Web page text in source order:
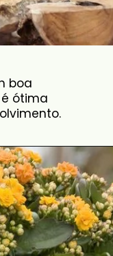
boa
ótima